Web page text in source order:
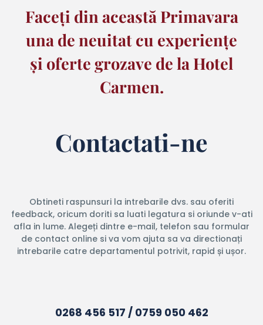
Faceți din această Primavara
una de neuitat cu experiențe
și oferte grozave de la Hotel
Carmen.
Contactati-ne
Obtineti raspunsuri la intrebarile dvs. sau oferiti
feedback, oricum doriti sa luati legatura si oriunde v-ati
afla in lume. Alegeți dintre e-mail, telefon sau formular
de contact online si va vom ajuta sa va directionați
intrebarile catre departamentul potrivit, rapid și ușor.
0268 456 517 / 0759 050 462